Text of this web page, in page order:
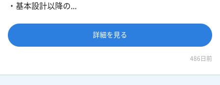
・基本設計以降の...
詳細を見る
486日前